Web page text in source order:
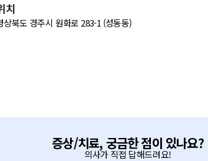
치
상북도 경주시 원화로 283-1 (성동동)
증상/치료, 궁금한 점이 있나요?
의사가 직접 답해드려요!